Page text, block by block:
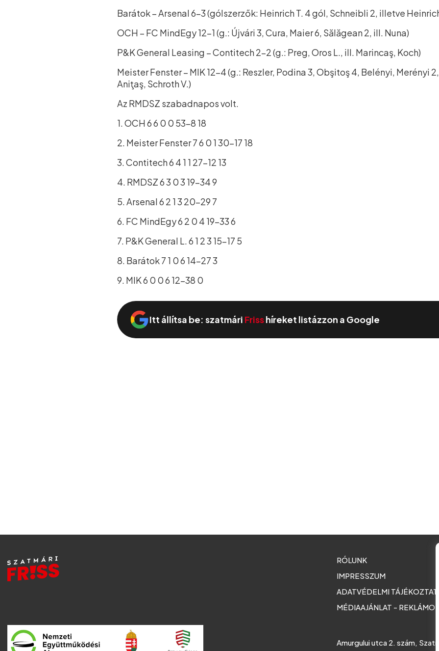
Barátok – Arsenal 6–3 (gólszerzők: Heinrich T. 4 gól, Schneibli 2, illetve
OCH – FC MindEgy 12–1 (g.: Újvári 3, Cura, Maier 6, Sălăgean 2, ill. Nuna)
P&K General Leasing – Contitech 2–2 (g.: Preg, Oros L., ill. Marincaş, Koch)
Meister Fenster – MIK 12–4 (g.: Reszler, Podina 3, Obşitoş 4, Belényi, Merényi
Aniţaş, Schroth V.)
Az RMDSZ szabadnapos volt.
1. OCH 6 6 0 0 53–8 18
2. Meister Fenster 7 6 0 1 30–17 18
3. Contitech 6 4 1 1 27–12 13
4. RMDSZ 6 3 0 3 19–34 9
5. Arsenal 6 2 1 3 20–29 7
6. FC MindEgy 6 2 0 4 19–33 6
7. P&K General L. 6 1 2 3 15–17 5
8. Barátok 7 1 0 6 14–27 3
9. MIK 6 0 0 6 12–38 0
Itt állítsa be: szatmári Frisshíreket listázzon a Google
RÓLUNK
IMPRESSZUM
ADATVÉDELMI
MÉDIAAJÁNLAT -
Amurgului utca 2. szám,